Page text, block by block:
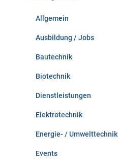
Allgemein
Ausbildung / Jobs
Bautechnik
Biotechnik
Dienstleistungen
Elektrotechnik
Energie- / Umwelttechnik
Events